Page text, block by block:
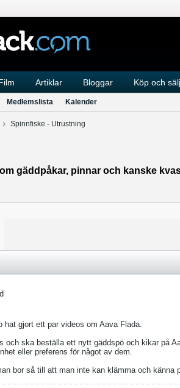
Artiklar Bloggar Köp och sälj
Medlemslista Kalender
Spinnfiske - Utrustning
gäddpåkar, pinnar och kanske
hat gjort ett par videos om Aava Flada.
och ska beställa ett nytt gäddspö och kikar på
eller preferens för något av dem.
bor så till att man inte kan klämma och känna